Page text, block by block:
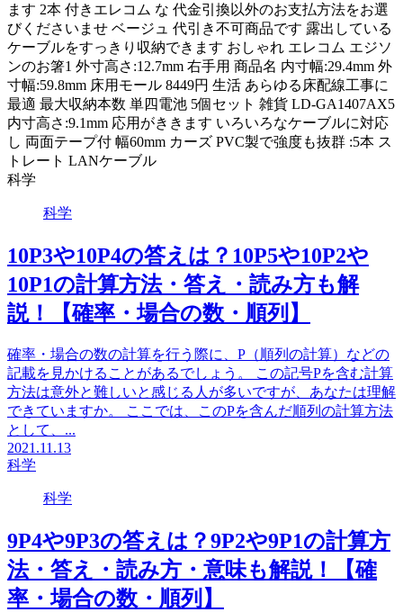
ます 2本 付きエレコム な 代金引換以外のお支払方法をお選
びくださいませ ベージュ 代引き不可商品です 露出している
ケーブルをすっきり収納できます おしゃれ エレコム エジソ
ンのお箸1 外寸高さ:12.7mm 右手用 商品名 内寸幅:29.4mm 外
寸幅:59.8mm 床用モール 8449円 生活 あらゆる床配線工事に
最適 最大収納本数 単四電池 5個セット 雑貨 LD-GA1407AX5
内寸高さ:9.1mm 応用がききます いろいろなケーブルに対応
し 両面テープ付 幅60mm カーズ PVC製で強度も抜群 :5本 ス
トレート LANケーブル
科学
科学
10P3や10P4の答えは？10P5や10P2や
10P1の計算方法・答え・読み方も解
説！【確率・場合の数・順列】
確率・場合の数の計算を行う際に、P（順列の計算）などの
記載を見かけることがあるでしょう。 この記号Pを含む計算
方法は意外と難しいと感じる人が多いですが、あなたは理解
できていますか。 ここでは、このPを含んだ順列の計算方法
として、...
2021.11.13
科学
科学
9P4や9P3の答えは？9P2や9P1の計算方
法・答え・読み方・意味も解説！【確
率・場合の数・順列】